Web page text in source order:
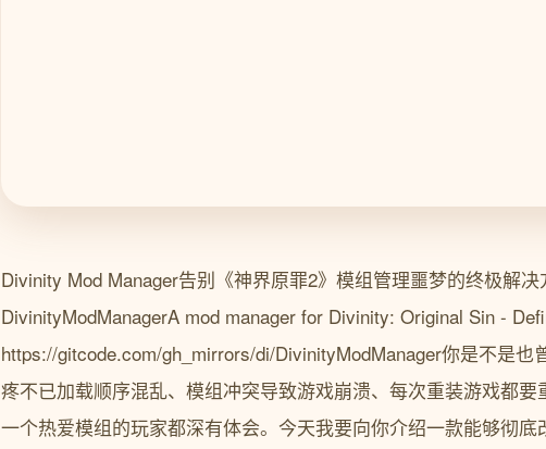
Divinity Mod Manager告别《神界原罪2》模组管理噩梦的终极解决
DivinityModManagerA mod manager for Divinity: Original Sin -
https://gitcode.com/gh_mirrors/di/DivinityModManager你是不是
疼不已加载顺序混乱、模组冲突导致游戏崩溃、每次重装游戏都
一个热爱模组的玩家都深有体会。今天我要向你介绍一款能够彻